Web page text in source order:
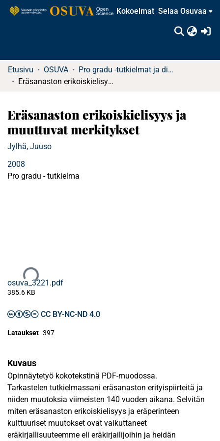
Kokoelmat Selaa Osuvaa
Etusivu OSUVA
Pro gradu -tutkielmat ja diplomityöt
Eräsanaston erikoiskielisyys ja muuttuvat merkitykset
Eräsanaston erikoiskielisyys ja
muuttuvat merkitykset
Jylhä, Juuso
2008
Pro gradu - tutkielma
Ladataan...
osuva_3221.pdf
385.6 KB
CC BY-NC-ND 4.0
Lataukset 397
Kuvaus
Opinnäytetyö kokotekstinä PDF-muodossa.
Tarkastelen tutkielmassani eräsanaston erityispiirteitä ja
niiden muutoksia viimeisten 140 vuoden aikana. Selvitän
miten eräsanaston erikoiskielisyys ja eräperinteen
kulttuuriset muutokset ovat vaikuttaneet
eräkirjallisuuteemme eli eräkirjailijoihin ja heidän